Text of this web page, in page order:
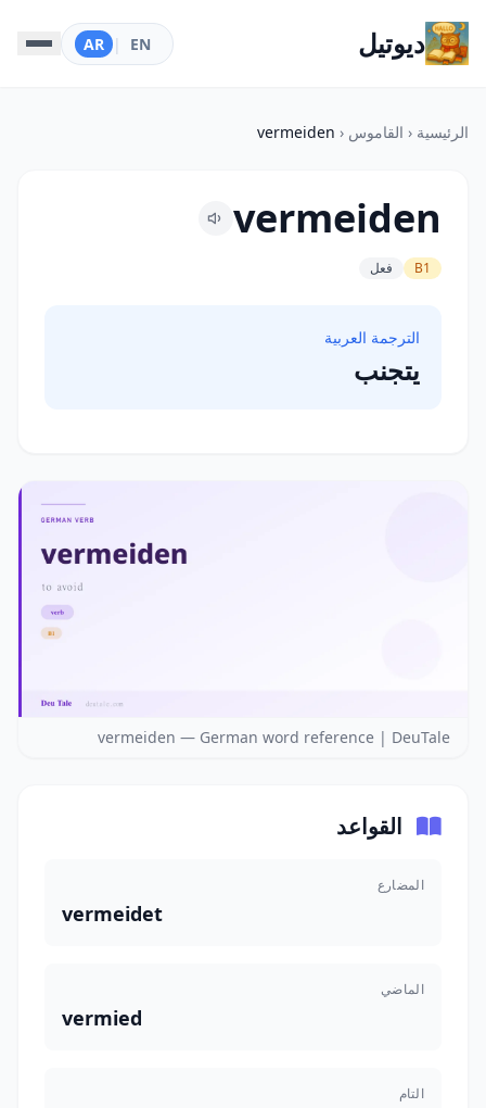
ديوتيل EN
|
AR
الرئيسية ‹ القاموس ‹
vermeiden
vermeiden
B1 فعل
الترجمة العربية
يتجنب
vermeiden — German word reference | DeuTale
القواعد
المضارع
vermeidet
الماضي
vermied
التام